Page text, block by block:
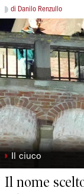
di Danilo Renzullo
◗ Il ciuco
Il nome